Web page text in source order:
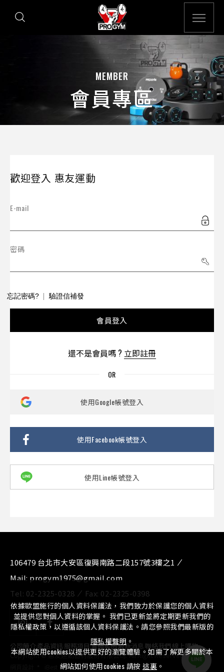
MEMBER
會員專區
歡迎登入 惠友運動
E-mail
密碼
忘記密碼? 驗證信補發
會員登入
還不是會員嗎 ? 立即註冊
使用Google帳號登入
使用Facebook帳號登入
使用Line帳號登入
106479 台北市大安區復興南路二段157號3樓之1
Mail: progym1975@gmail.com
Tel: 02-2325-0328 Fax: 02-2325-0398
公司簡介產品資訊 服務項目⁄實績案例⁄最新消息 聯絡我們 線上購物
Copyright © 惠友運動器材股份有限公司. All Right Reserved.
依據歐盟施行的個人資料保護法，我們致力於保護您的個人資料
並提供您對個人資料的掌握。 我們已更新並將定期更新我們的
隱私權政策，以遵循該個人資料保護法。請您參照我們最新版的
隱私權聲明 。
本網站使用cookies以提供更好的瀏覽體驗。如需了解更多關於本
網站如何使用cookies 請按 這裏 。